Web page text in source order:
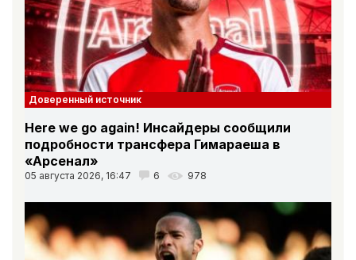
Доверенный источник
Here we go again! Инсайдеры сообщили
подробности трансфера Гимараеша в
«Арсенал»
05 августа 2026, 16:47 6 978